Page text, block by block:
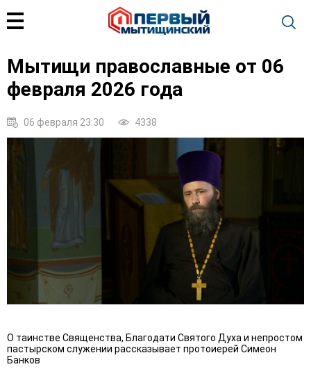
Мытищи православные от 06
февраля 2026 года
06 февраля 23:30 4338
О таинстве Священства, Благодати Святого Духа и непростом
пастырском служении рассказывает протоиерей Симеон
Банков